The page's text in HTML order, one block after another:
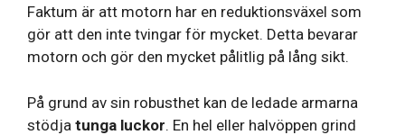
Faktum är att motorn har en reduktionsväxel som
gör att den inte tvingar för mycket. Detta bevarar
motorn och gör den mycket pålitlig på lång sikt.
På grund av sin robusthet kan de ledade armarna
stödja tunga luckor. En hel eller halvöppen grind